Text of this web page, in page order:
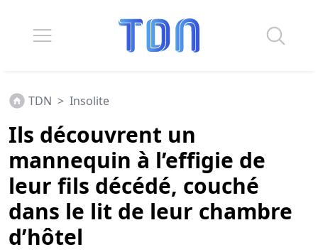
TDN > Insolite
Ils découvrent un
mannequin à l’effigie de
leur fils décédé, couché
dans le lit de leur chambre
d’hôtel